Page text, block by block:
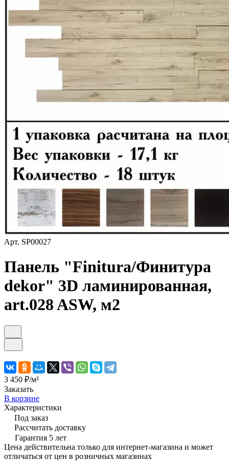
Арт. SP00027
Панель "Finitura/Финитура
dekor" 3D ламинированная,
art.028 ASW, м2
3 450 ₽/м²
Заказать
В корзине
Характеристики
Под заказ
Рассчитать доставку
Гарантия 5 лет
Цена действительна только для интернет-магазина и может
отличаться от цен в розничных магазинах